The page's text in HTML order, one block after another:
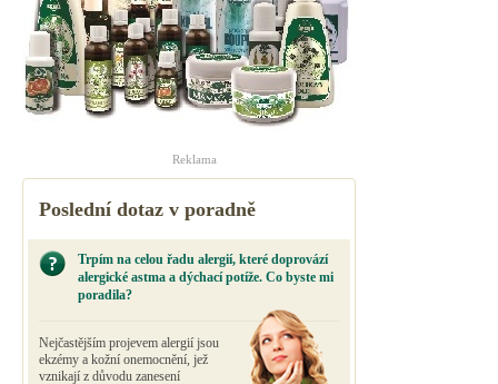
Reklama
Poslední dotaz v poradně
Trpím na celou řadu alergií, které doprovází
alergické astma a dýchací potíže. Co byste mi
poradila?
Nejčastějším projevem alergií jsou
ekzémy a kožní onemocnění, jež
vznikají z důvodu zanesení